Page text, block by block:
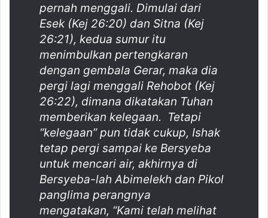
pernah menggali. Dimulai dari
Esek (Kej 26:20) dan Sitna (Kej
26:21), kedua sumur itu
menimbulkan pertengkaran
dengan gembala Gerar, maka dia
pergi lagi menggali Rehobot (Kej
26:22), dimana dikatakan Tuhan
memberikan kelegaan. Tetapi
“kelegaan” pun tidak cukup, Ishak
tetap pergi sampai ke Bersyeba
untuk mencari air, akhirnya di
Bersyeba-lah Abimelekh dan Pikol
panglima perangnya
mengatakan, “Kami telah melihat